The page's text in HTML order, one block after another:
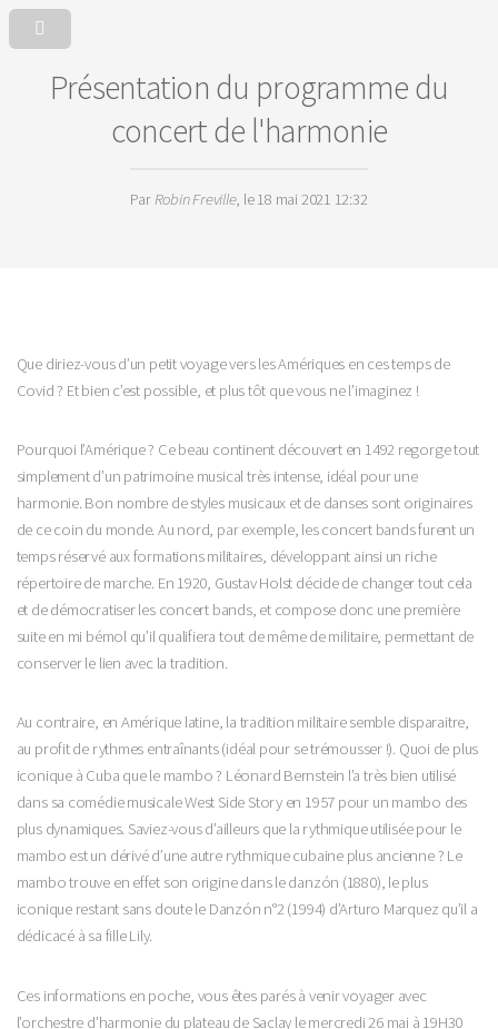
Présentation du programme du
concert de l'harmonie
ParRobin Freville, le 18 mai 2021 12:32
Que diriez-vous d’un petit voyage vers les Amériques en ces temps de
Covid ? Et bien c’est possible, et plus tôt que vous ne l’imaginez !
Pourquoi l’Amérique ? Ce beau continent découvert en 1492 regorge tout
simplement d’un patrimoine musical très intense, idéal pour une
harmonie. Bon nombre de styles musicaux et de danses sont originaires
de ce coin du monde. Au nord, par exemple, les concert bands furent un
temps réservé aux formations militaires, développant ainsi un riche
répertoire de marche. En 1920, Gustav Holst décide de changer tout cela
et de démocratiser les concert bands, et compose donc une première
suite en mi bémol qu’il qualifiera tout de même de militaire, permettant de
conserver le lien avec la tradition.
Au contraire, en Amérique latine, la tradition militaire semble disparaitre,
au profit de rythmes entraînants (idéal pour se trémousser !). Quoi de plus
iconique à Cuba que le mambo ? Léonard Bernstein l’a très bien utilisé
dans sa comédie musicale West Side Story en 1957 pour un mambo des
plus dynamiques. Saviez-vous d’ailleurs que la rythmique utilisée pour le
mambo est un dérivé d’une autre rythmique cubaine plus ancienne ? Le
mambo trouve en effet son origine dans le danzón (1880), le plus
iconique restant sans doute le Danzón n°2 (1994) d’Arturo Marquez qu’il a
dédicacé à sa fille Lily.
Ces informations en poche, vous êtes parés à venir voyager avec
l’orchestre d’harmonie du plateau de Saclay le mercredi 26 mai à 19H30